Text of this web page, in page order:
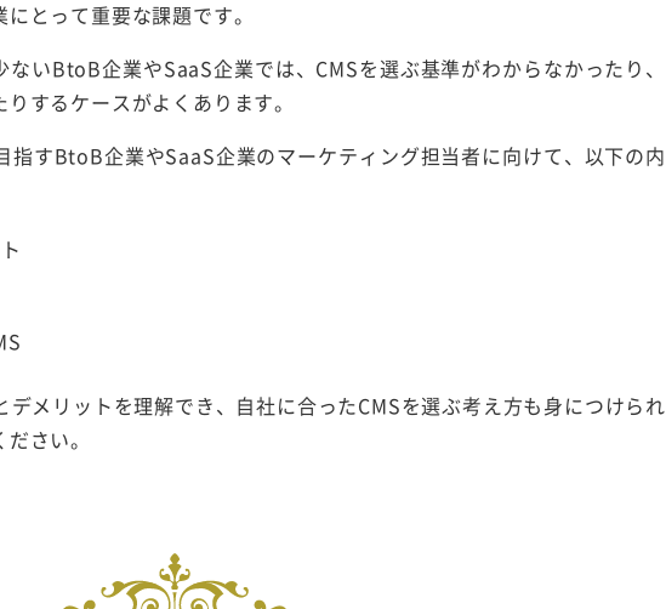
とって重要な課題です。
いBtoB企業やSaaS企業では、CMSを選ぶ基準がわからなかったり、
するケースがよくあります。
指すBtoB企業やSaaS企業のマーケティング担当者に向けて、以下の内
メリットを理解でき、自社に合ったCMSを選ぶ考え方も身につけられ
さい。